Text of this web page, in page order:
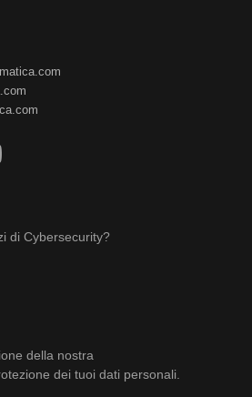
di Cybersecurity?
della nostra
dei tuoi dati personali.